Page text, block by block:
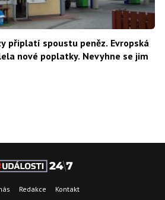
připlatí spoustu peněz. Evropská
nové poplatky. Nevyhne se jim
Redakce Kontakt